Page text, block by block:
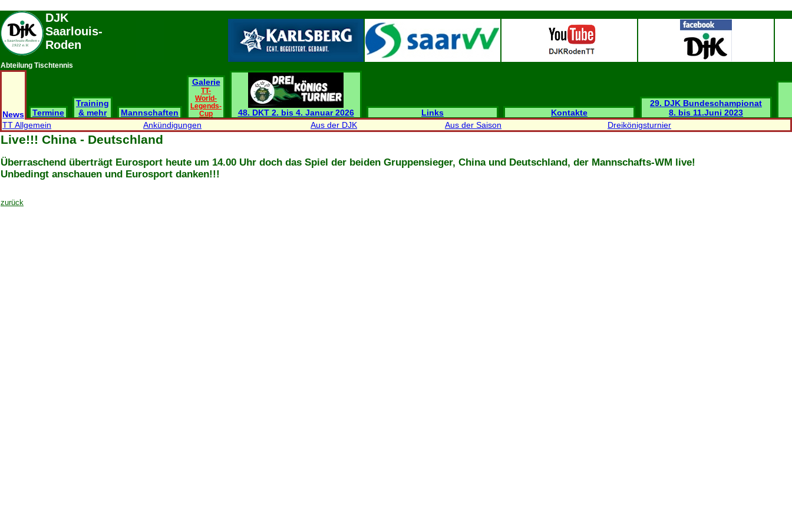
DJK
Saarlouis-
Roden
Abteilung Tischtennis
News Termine
Training
& mehr
Mannschaften
Galerie
TT-
World-
Legends-
Cup
48. DKT 2. bis 4. Januar 2026 Links Kontakte
29. DJK Bundeschampionat
8. bis 11.Juni 2023
TT Allgemein
Ankündigungen Aus der DJK Aus der Saison Dreikönigsturnier
Live!!! China - Deutschland
Überraschend überträgt Eurosport heute um 14.00 Uhr doch das Spiel der beiden Gruppensieger, China und Deutschland, der Mannschafts-WM live!
Unbedingt anschauen und Eurosport danken!!!
zurück